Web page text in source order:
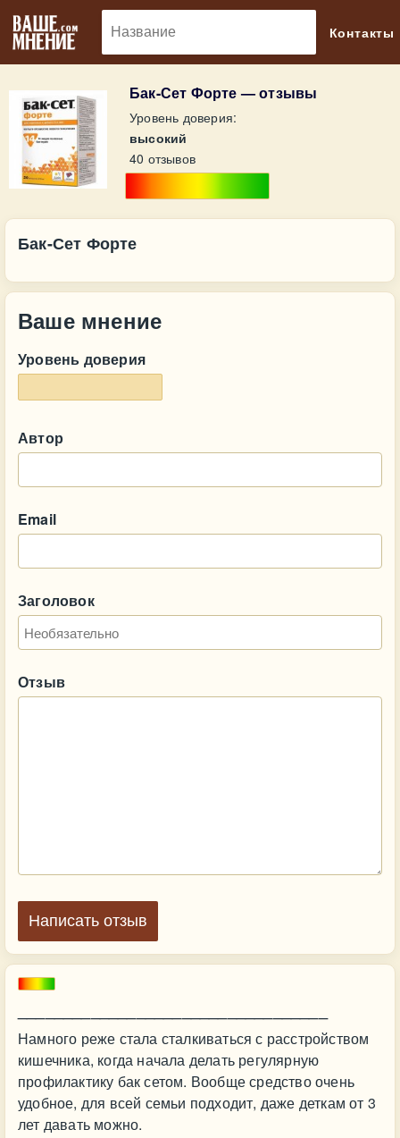
Контакты
Бак-Сет Форте — отзывы
Уровень доверия:
высокий
40 отзывов
Намного реже стала сталкиваться с расстройством
кишечника, когда начала делать регулярную
профилактику бак сетом. Вообще средство очень
удобное, для всей семьи подходит, даже деткам от 3
лет давать можно.
Бак-Сет Форте
Ваше мнение
Уровень доверия
Автор
Email
Заголовок
Отзыв
Написать отзыв